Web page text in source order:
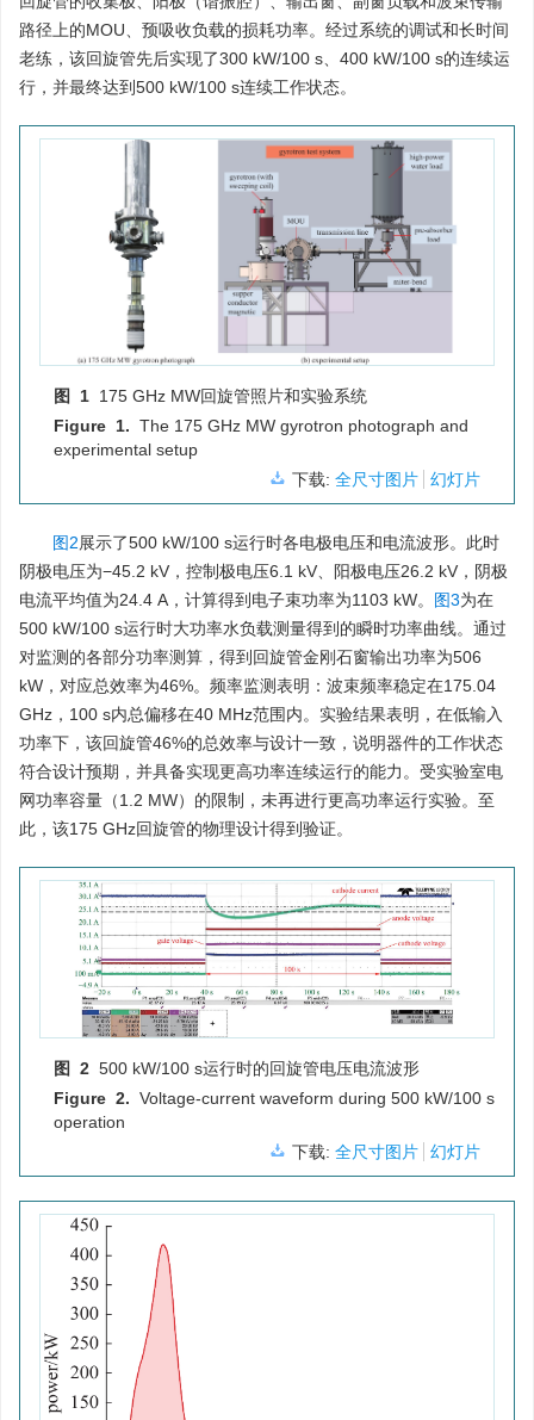
路径上的MOU、预吸收负载的损耗功率。经过系统的调试和长时间
老练，该回旋管先后实现了300 kW/100 s、400 kW/100 s的连续运
行，并最终达到500 kW/100 s连续工作状态。
图 1 175 GHz MW回旋管照片和实验系统
Figure 1. The 175 GHz MW gyrotron photograph and
experimental setup
下载: 全尺寸图片 幻灯片
图2展示了500 kW/100 s运行时各电极电压和电流波形。此时
阴极电压为−45.2 kV，控制极电压6.1 kV、阳极电压26.2 kV，阴极
电流平均值为24.4 A，计算得到电子束功率为1103 kW。 图3为在
500 kW/100 s运行时大功率水负载测量得到的瞬时功率曲线。通过
对监测的各部分功率测算，得到回旋管金刚石窗输出功率为506
kW，对应总效率为46%。频率监测表明：波束频率稳定在175.04
GHz，100 s内总偏移在40 MHz范围内。实验结果表明，在低输入
功率下，该回旋管46%的总效率与设计一致，说明器件的工作状态
符合设计预期，并具备实现更高功率连续运行的能力。受实验室电
网功率容量（1.2 MW）的限制，未再进行更高功率运行实验。至
此，该175 GHz回旋管的物理设计得到验证。
图 2 500 kW/100 s运行时的回旋管电压电流波形
Figure 2. Voltage-current waveform during 500 kW/100 s
operation
下载: 全尺寸图片 幻灯片